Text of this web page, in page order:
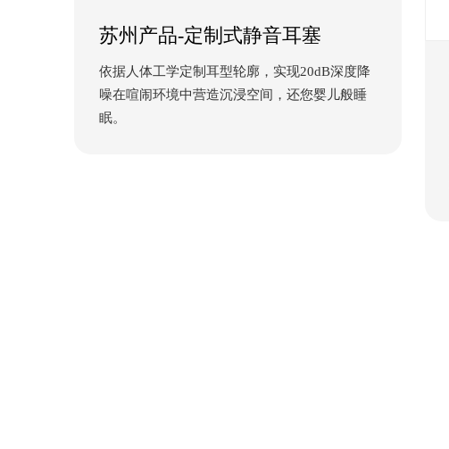
苏州产品-定制式静音耳塞
依据人体工学定制耳型轮廓，实现20dB深度降
噪在喧闹环境中营造沉浸空间，还您婴儿般睡
眠。